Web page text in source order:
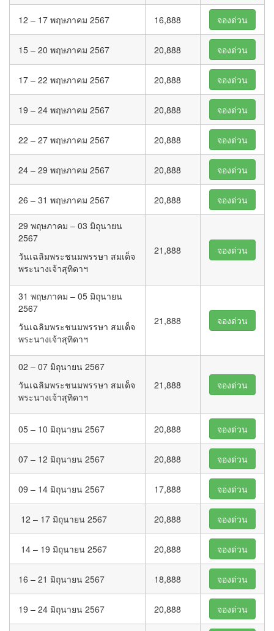
12 – 17 พฤษภาคม 2567 16,888 จองด่วน
15 – 20 พฤษภาคม 2567 20,888 จองด่วน
17 – 22 พฤษภาคม 2567 20,888 จองด่วน
19 – 24 พฤษภาคม 2567 20,888 จองด่วน
22 – 27 พฤษภาคม 2567 20,888 จองด่วน
24 – 29 พฤษภาคม 2567 20,888 จองด่วน
26 – 31 พฤษภาคม 2567 20,888 จองด่วน
29 พฤษภาคม – 03 มิถุนายน
2567
วันเฉลิมพระชนมพรรษา สมเด็จ
พระนางเจ้าสุทิดาฯ
21,888 จองด่วน
31 พฤษภาคม – 05 มิถุนายน
2567
วันเฉลิมพระชนมพรรษา สมเด็จ
พระนางเจ้าสุทิดาฯ
21,888 จองด่วน
02 – 07 มิถุนายน 2567
วันเฉลิมพระชนมพรรษา สมเด็จ
พระนางเจ้าสุทิดาฯ
21,888 จองด่วน
05 – 10 มิถุนายน 2567 20,888 จองด่วน
07 – 12 มิถุนายน 2567 20,888 จองด่วน
09 – 14 มิถุนายน 2567 17,888 จองด่วน
12 – 17 มิถุนายน 2567 20,888 จองด่วน
14 – 19 มิถุนายน 2567 20,888 จองด่วน
16 – 21 มิถุนายน 2567 18,888 จองด่วน
19 – 24 มิถุนายน 2567 20,888 จองด่วน